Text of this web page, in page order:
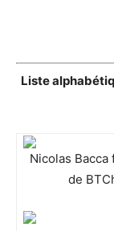
Liste
Nicolas Bacca
de